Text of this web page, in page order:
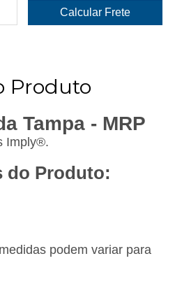
Produto
Tampa - MRP
Imply®.
do Produto:
podem variar para